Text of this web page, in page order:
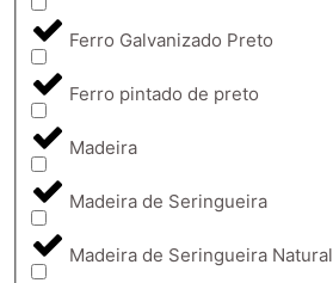
Ferro Galvanizado Preto
Ferro pintado de preto
Madeira
Madeira de Seringueira
Madeira de Seringueira Natural